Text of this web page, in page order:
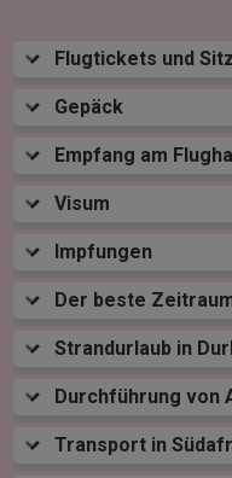
Flugtickets und
Gepäck
Empfang am
Visum
Impfungen
Der beste
Strandurlaub in
Durchführung von
Transport in